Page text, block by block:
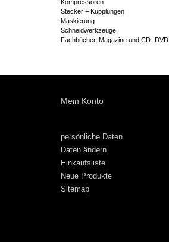
Kompressoren
Stecker + Kupplungen
Maskierung
Schneidwerkzeuge
Fachbücher, Magazine und CD- DVD
Mein Konto
persönliche Daten
Daten ändern
Einkaufsliste
Neue Produkte
Sitemap